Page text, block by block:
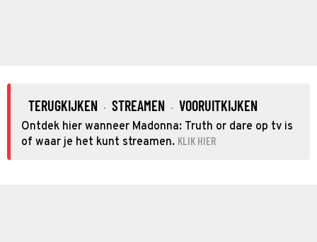
TERUGKIJKEN · STREAMEN · VOORUITKIJKEN
Ontdek hier wanneer Madonna: Truth or dare op tv is
of waar je het kunt streamen. KLIK HIER